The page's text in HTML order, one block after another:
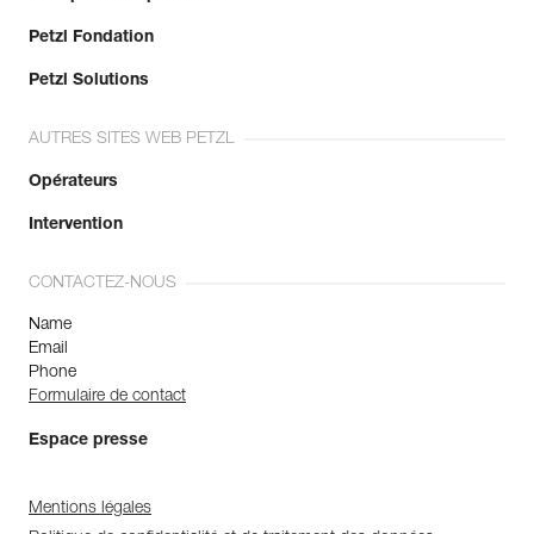
Petzl Fondation
Petzl Solutions
AUTRES SITES WEB PETZL
Opérateurs
Intervention
CONTACTEZ-NOUS
Name
Email
Phone
Formulaire de contact
Espace presse
Mentions légales